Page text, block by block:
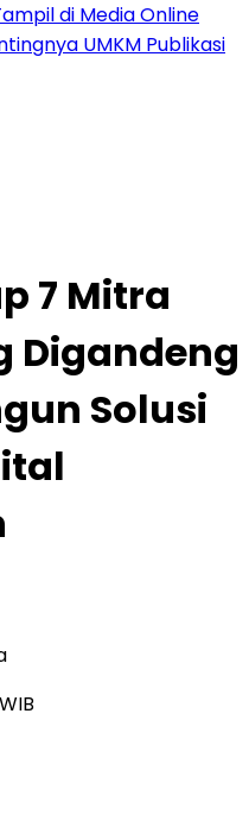
di Media Online
UMKM Publikasi
7 Mitra
Digandeng
Solusi